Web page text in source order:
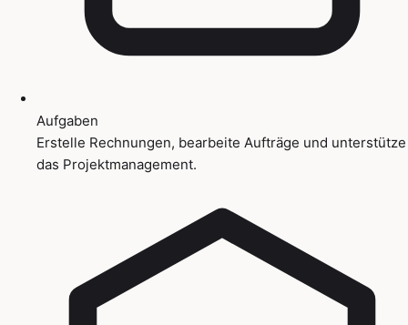
Aufgaben
Erstelle Rechnungen, bearbeite Aufträge und unterstütze
das Projektmanagement.